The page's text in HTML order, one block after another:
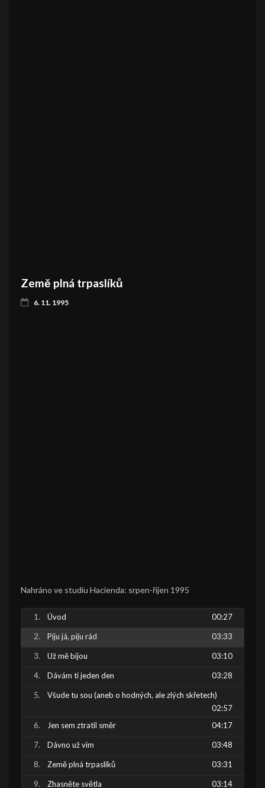
Země plná trpaslíků
6. 11. 1995
Nahráno ve studiu Hacienda: srpen-říjen 1995
Úvod 00:27
Piju já, piju rád 03:33
Už mě bijou 03:10
Dávám ti jeden den 03:28
Všude tu sou (aneb o hodných, ale zlých skřetech)
02:57
Jen sem ztratil směr
04:17
Dávno už vim 03:48
Země plná trpaslíků 03:31
Zhasněte světla 03:14